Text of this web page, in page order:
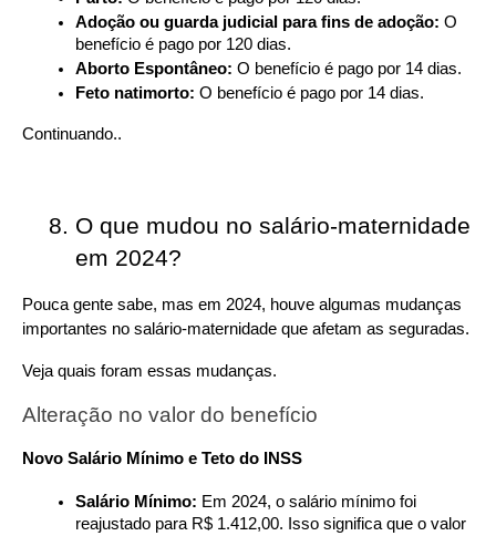
Adoção ou guarda judicial para fins de adoção: O
benefício é pago por 120 dias.
Aborto Espontâneo: O benefício é pago por 14 dias.
Feto natimorto: O benefício é pago por 14 dias.
Continuando..
O que mudou no salário-maternidade
em 2024?
Pouca gente sabe, mas em 2024, houve algumas mudanças
importantes no salário-maternidade que afetam as seguradas.
Veja quais foram essas mudanças.
Alteração no valor do benefício
Novo Salário Mínimo e Teto do INSS
Salário Mínimo: Em 2024, o salário mínimo foi
reajustado para R$ 1.412,00. Isso significa que o valor